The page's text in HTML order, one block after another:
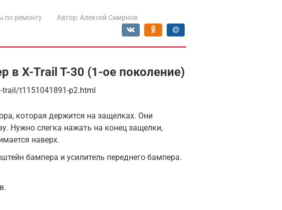
по ремонту Автор: Алексей Смирнов
в X-Trail T-30 (1-ое поколение)
t1151041891-p2.html
которая держится на защелках. Они
Нужно слегка нажать на конец защелки,
наверх.
бампера и усилитель переднего бампера.